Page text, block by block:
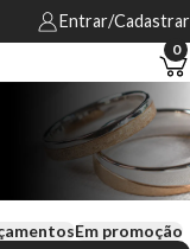
Entrar/Cadastrar
0
Em promoção